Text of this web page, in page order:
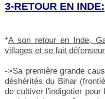
3-RETOUR EN INDE:
*A son retour en Inde,
villages et se fait
->Sa première grande
déshérités du Bihar
de cultiver l'indigotier pour